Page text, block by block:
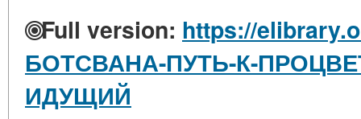
Full version: https://
БОТСВАНА-ПУТЬ-К-
ИДУЩИЙ